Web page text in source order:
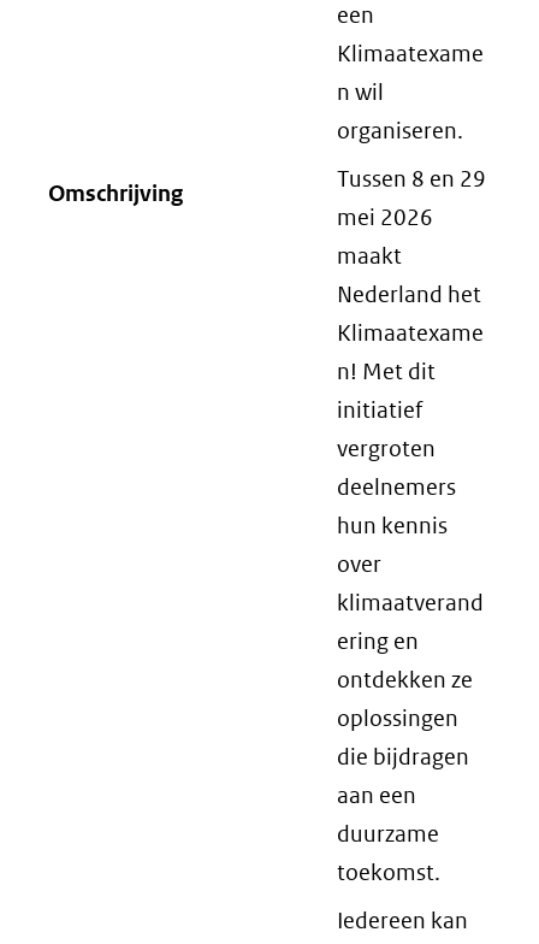
een
Klimaatexame
n wil
organiseren.
Omschrijving
Tussen 8 en 29
mei 2026
maakt
Nederland het
Klimaatexame
n! Met dit
initiatief
vergroten
deelnemers
hun kennis
over
klimaatverand
ering en
ontdekken ze
oplossingen
die bijdragen
aan een
duurzame
toekomst.
Iedereen kan